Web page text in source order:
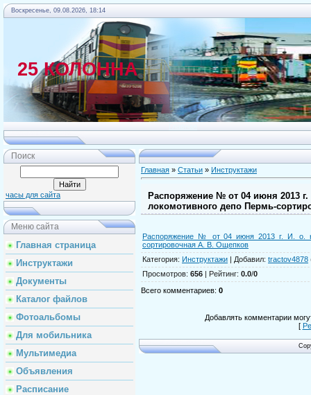
Воскресенье, 09.08.2026, 18:14
25 КОЛОННА
Поиск
часы для сайта
Меню сайта
Главная страница
Инструктажи
Документы
Каталог файлов
Фотоальбомы
Для мобильника
Мультимедиа
Объявления
Расписание
Главная » Статьи » Инструктажи
Распоряжение № от 04 июня 2013 г.
локомотивного депо Пермь-
Распоряжение № от 04 июня 2013 г. И. о.
сортировочная А. В. Ощепков
Категория: Инструктажи | Добавил: tractov4878
Просмотров: 656 | Рейтинг: 0.0/0
Всего комментариев: 0
Добавлять комментарии
[